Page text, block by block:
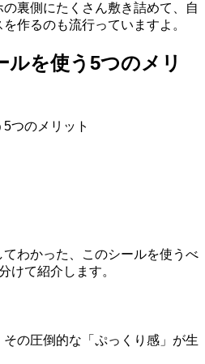
裏側にたくさん敷き詰めて、自
作るのも流行っていますよ。
を使う5つのメリ
つのメリット
わかった、このシールを使うべ
けて紹介します。
の圧倒的な「ぷっくり感」が生